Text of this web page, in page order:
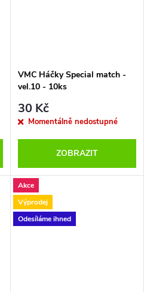
VMC Háčky Special match -
vel.10 - 10ks
30 Kč
Momentálně nedostupné
ZOBRAZIT
Akce
Výprodej
Odesíláme ihned